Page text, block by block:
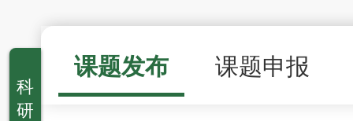
科
研
课题发布 课题申报